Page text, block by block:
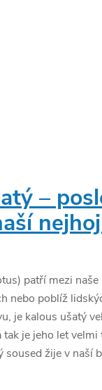
–
patří mezi
nebo poblíž
je kalous ušatý
tak je jeho let
soused žije v naší